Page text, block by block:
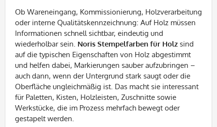
Ob Wareneingang, Kommissionierung, Holzverarbeitung
oder interne Qualitätskennzeichnung: Auf Holz müssen
Informationen schnell sichtbar, eindeutig und
wiederholbar sein. Noris Stempelfarben für Holz sind
auf die typischen Eigenschaften von Holz abgestimmt
und helfen dabei, Markierungen sauber aufzubringen –
auch dann, wenn der Untergrund stark saugt oder die
Oberfläche ungleichmäßig ist. Das macht sie interessant
für Paletten, Kisten, Holzleisten, Zuschnitte sowie
Werkstücke, die im Prozess mehrfach bewegt oder
gestapelt werden.